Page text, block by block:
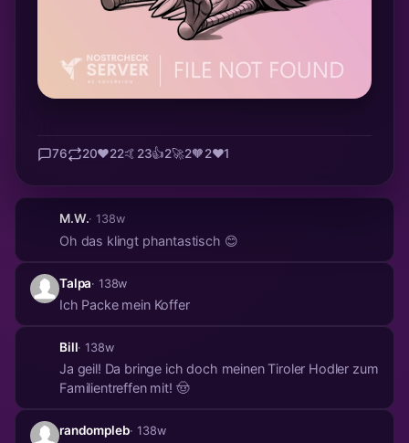
76 20❤️22🤙 23👍2🚀2🧡2❤️1
M.W.· 138w
Oh das klingt phantastisch 😊
Talpa· 138w
Ich Packe mein Koffer
Bill· 138w
Ja geil! Da bringe ich doch meinen Tiroler Hodler zum
Familientreffen mit! 🤠
randompleb· 138w